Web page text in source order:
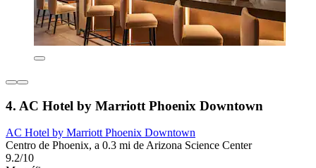
4. AC Hotel by Marriott Phoenix Downtown
AC Hotel by Marriott Phoenix Downtown
Centro de Phoenix, a 0.3 mi de Arizona Science Center
9.2/10